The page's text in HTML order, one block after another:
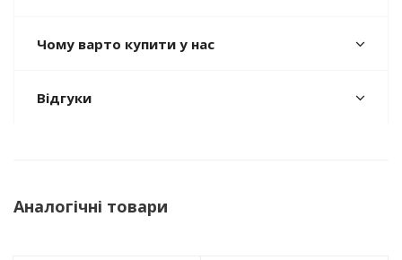
Чому варто купити у нас
Відгуки
Аналогічні товари